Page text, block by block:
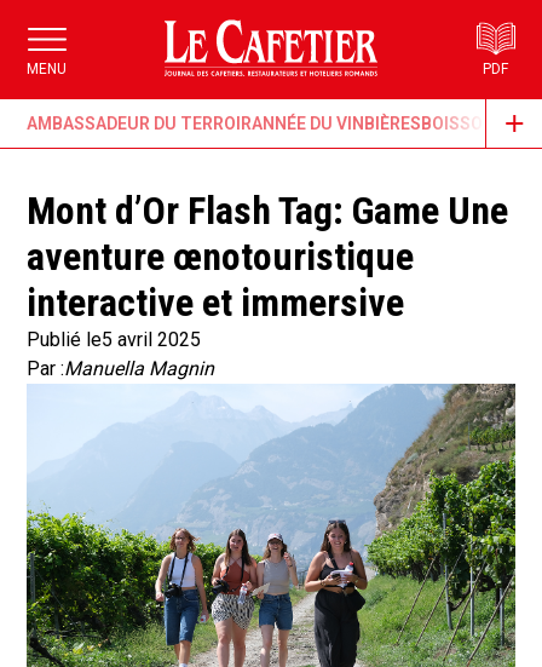
MENU PDF
AMBASSADEUR DU TERROIRANNÉE DU VINBIÈRESBOISSONS &
Mont d’Or Flash Tag: Game Une
aventure œnotouristique
interactive et immersive
Publié le5 avril 2025
Par :Manuella Magnin